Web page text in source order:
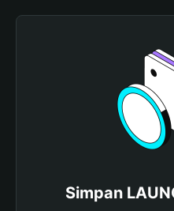
Simpan